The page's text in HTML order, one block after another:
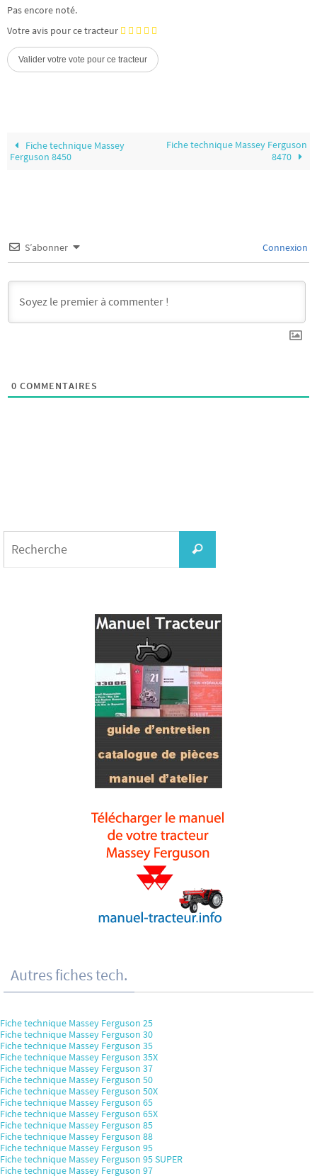
Pas encore noté.
Votre avis pour ce tracteur
Fiche technique Massey
Ferguson 8450
Fiche technique Massey Ferguson
8470
S’abonner Connexion
0 COMMENTAIRES
Recherche
Autres fiches tech.
Fiche technique Massey Ferguson 25
Fiche technique Massey Ferguson 30
Fiche technique Massey Ferguson 35
Fiche technique Massey Ferguson 35X
Fiche technique Massey Ferguson 37
Fiche technique Massey Ferguson 50
Fiche technique Massey Ferguson 50X
Fiche technique Massey Ferguson 65
Fiche technique Massey Ferguson 65X
Fiche technique Massey Ferguson 85
Fiche technique Massey Ferguson 88
Fiche technique Massey Ferguson 95
Fiche technique Massey Ferguson 95 SUPER
Fiche technique Massey Ferguson 97